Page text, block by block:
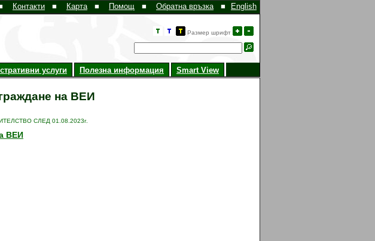
English
Контакти ■ Карта ■ Помощ ■ Обратна връзка ■
Размер шрифт
услуги Полезна информация Smart View
на ВЕИ
СЛЕД 01.08.2023г.
ВЕИ